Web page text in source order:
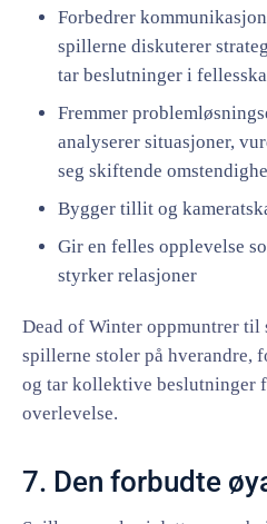
Forbedrer
spillerne diskuterer
tar beslutninger i
Fremmer
analyserer situasjoner,
seg skiftende
Bygger tillit og
Gir en felles opplevelse
styrker relasjoner
Dead of Winter oppmuntrer til
spillerne stoler på hverandre,
og tar kollektive beslutninger
overlevelse.
7. Den forbudte